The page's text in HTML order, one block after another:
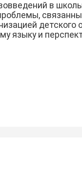
в
детского
языку и